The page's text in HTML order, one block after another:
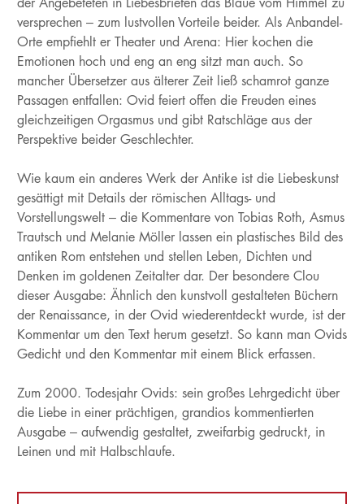
versprechen – zum lustvollen Vorteile beider. Als Anbandel-
Orte empfiehlt er Theater und Arena: Hier kochen die
Emotionen hoch und eng an eng sitzt man auch. So
mancher Übersetzer aus älterer Zeit ließ schamrot ganze
Passagen entfallen: Ovid feiert offen die Freuden eines
gleichzeitigen Orgasmus und gibt Ratschläge aus der
Perspektive beider Geschlechter.
Wie kaum ein anderes Werk der Antike ist die Liebeskunst
gesättigt mit Details der römischen Alltags- und
Vorstellungswelt – die Kommentare von Tobias Roth, Asmus
Trautsch und Melanie Möller lassen ein plastisches Bild des
antiken Rom entstehen und stellen Leben, Dichten und
Denken im goldenen Zeitalter dar. Der besondere Clou
dieser Ausgabe: Ähnlich den kunstvoll gestalteten Büchern
der Renaissance, in der Ovid wiederentdeckt wurde, ist der
Kommentar um den Text herum gesetzt. So kann man Ovids
Gedicht und den Kommentar mit einem Blick erfassen.
Zum 2000. Todesjahr Ovids: sein großes Lehrgedicht über
die Liebe in einer prächtigen, grandios kommentierten
Ausgabe – aufwendig gestaltet, zweifarbig gedruckt, in
Leinen und mit Halbschlaufe.